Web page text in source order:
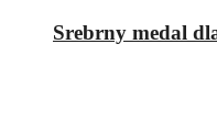
Srebrny medal